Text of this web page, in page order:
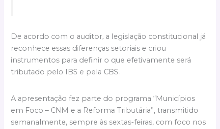
De acordo com o auditor, a legislação constitucional já
reconhece essas diferenças setoriais e criou
instrumentos para definir o que efetivamente será
tributado pelo IBS e pela CBS.
A apresentação fez parte do programa “Municípios
em Foco – CNM e a Reforma Tributária”, transmitido
semanalmente, sempre às sextas-feiras, com foco nos